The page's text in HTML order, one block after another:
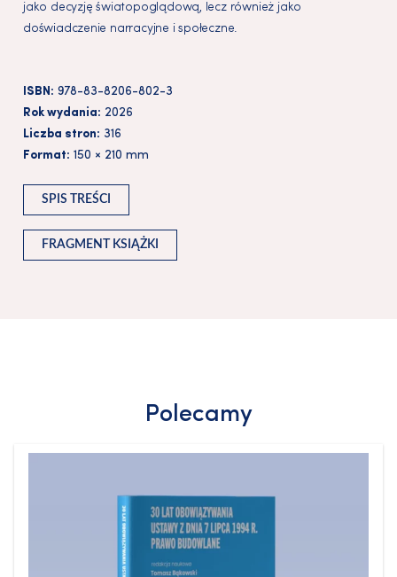
jako decyzję światopoglądową, lecz również jako
doświadczenie narracyjne i społeczne.
ISBN: 978-83-8206-802-3
Rok wydania: 2026
Liczba stron: 316
Format: 150 × 210 mm
SPIS TREŚCI
FRAGMENT KSIĄŻKI
Polecamy